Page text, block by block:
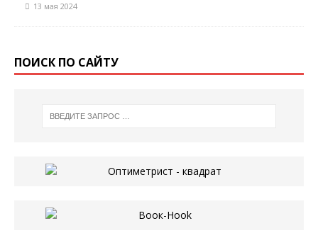
13 мая 2024
ПОИСК ПО САЙТУ